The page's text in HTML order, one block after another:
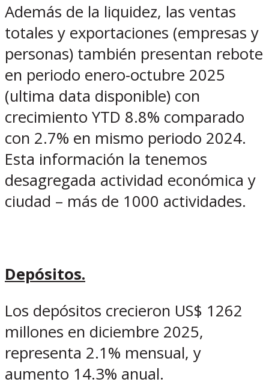
Además de la liquidez, las ventas
totales y exportaciones (empresas y
personas) también presentan rebote
en periodo enero-octubre 2025
(ultima data disponible) con
crecimiento YTD 8.8% comparado
con 2.7% en mismo periodo 2024.
Esta información la tenemos
desagregada actividad económica y
ciudad – más de 1000 actividades.
Depósitos.
Los depósitos crecieron US$ 1262
millones en diciembre 2025,
representa 2.1% mensual, y
aumento 14.3% anual.